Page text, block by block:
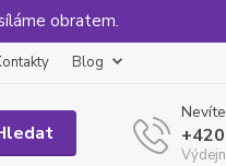
obratem.
Blog